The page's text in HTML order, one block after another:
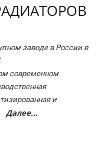
заводе в России в
современном
и
Далее...